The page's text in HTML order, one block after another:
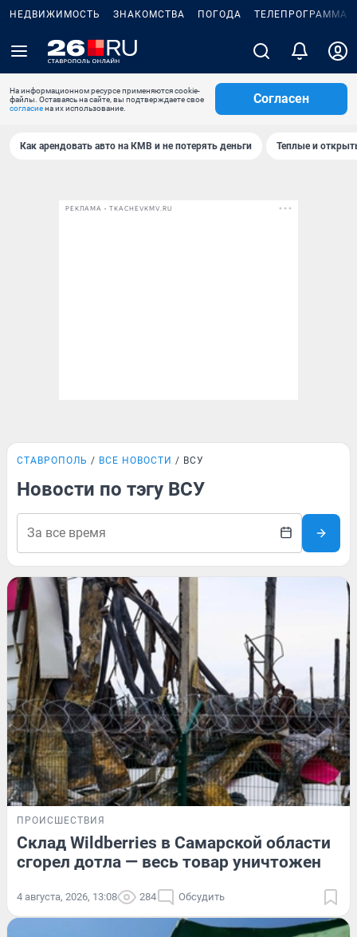
НЕДВИЖИМОСТЬ ЗНАКОМСТВА ПОГОДА ТЕЛЕПРОГРАММА
На информационном ресурсе применяются cookie-
файлы. Оставаясь на сайте, вы подтверждаете свое
согласиена их использование.
Согласен
Как арендовать авто на КМВ и не потерять деньги Теплые и
РЕКЛАМА • TKACHEVKMV.RU
СТАВРОПОЛЬ ВСЕ НОВОСТИ ВСУ
Новости по тэгу ВСУ
ПРОИСШЕСТВИЯ
Склад Wildberries в Самарской области
сгорел дотла — весь товар уничтожен
4 августа, 2026, 13:08 284 Обсудить